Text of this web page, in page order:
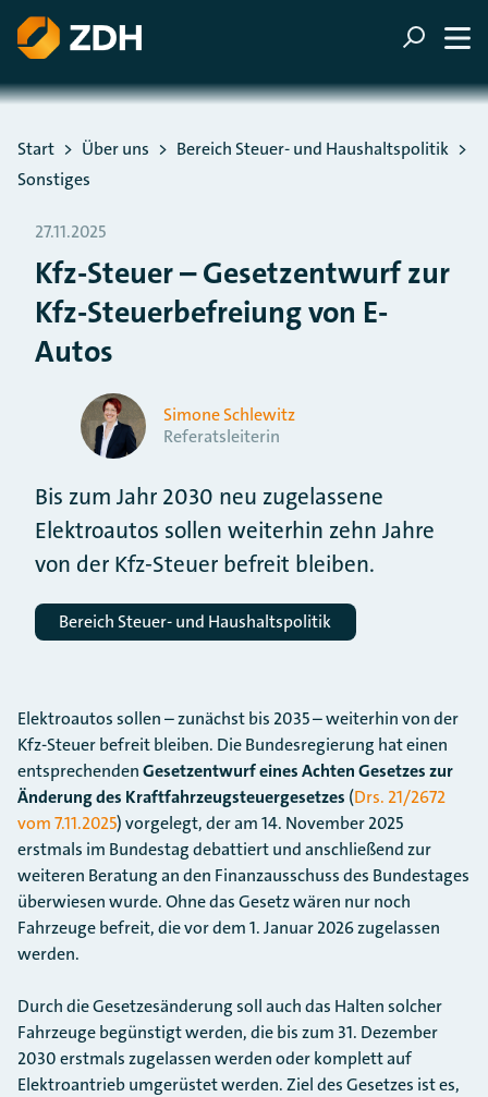
ZUM HAUPTINHALT SPRINGEN
ZUR SUCHE SPRINGEN
Sie befinden sich hier:
Start Über uns
Bereich Steuer- und Haushaltspolitik
Sonstiges
27.11.2025
Kfz-Steuer – Gesetzentwurf zur
Kfz-Steuerbefreiung von E-
Autos
Simone Schlewitz
Referatsleiterin
Bis zum Jahr 2030 neu zugelassene
Elektroautos sollen weiterhin zehn Jahre
von der Kfz-Steuer befreit bleiben.
Bereich Steuer- und Haushaltspolitik
Elektroautos sollen – zunächst bis 2035 – weiterhin von der
Kfz-Steuer befreit bleiben. Die Bundesregierung hat einen
entsprechendenGesetzentwurf eines Achten Gesetzes zur
Änderung des Kraftfahrzeugsteuergesetzes (Drs. 21/2672
vom 7.11.2025) vorgelegt, der am 14. November 2025
erstmals im Bundestag debattiert und anschließend zur
weiteren Beratung an den Finanzausschuss des Bundestages
überwiesen wurde. Ohne das Gesetz wären nur noch
Fahrzeuge befreit, die vor dem 1. Januar 2026 zugelassen
werden.
Durch die Gesetzesänderung soll auch das Halten solcher
Fahrzeuge begünstigt werden, die bis zum 31. Dezember
2030 erstmals zugelassen werden oder komplett auf
Elektroantrieb umgerüstet werden. Ziel des Gesetzes ist es,